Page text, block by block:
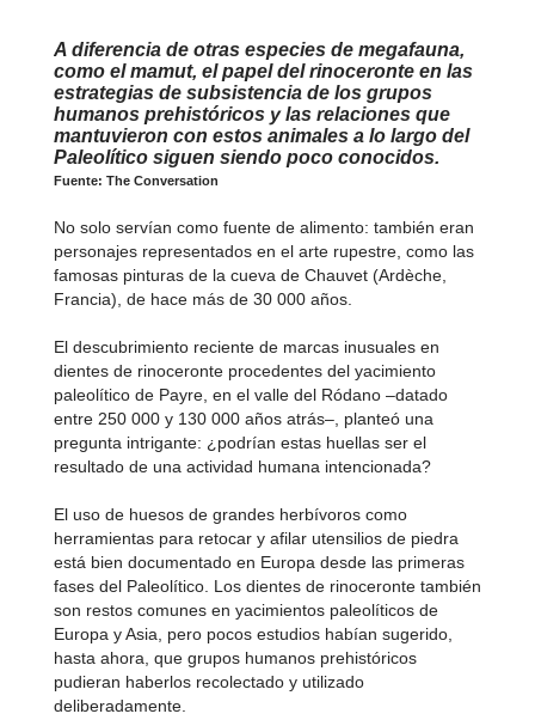
A diferencia de otras especies de megafauna,
como el mamut, el papel del rinoceronte en las
estrategias de subsistencia de los grupos
humanos prehistóricos y las relaciones que
mantuvieron con estos animales a lo largo del
Paleolítico siguen siendo poco conocidos.
Fuente: The Conversation
No solo servían como fuente de alimento: también eran
personajes representados en el arte rupestre, como las
famosas pinturas de la cueva de Chauvet (Ardèche,
Francia), de hace más de 30 000 años.
El descubrimiento reciente de marcas inusuales en
dientes de rinoceronte procedentes del yacimiento
paleolítico de Payre, en el valle del Ródano –datado
entre 250 000 y 130 000 años atrás–, planteó una
pregunta intrigante: ¿podrían estas huellas ser el
resultado de una actividad humana intencionada?
El uso de huesos de grandes herbívoros como
herramientas para retocar y afilar utensilios de piedra
está bien documentado en Europa desde las primeras
fases del Paleolítico. Los dientes de rinoceronte también
son restos comunes en yacimientos paleolíticos de
Europa y Asia, pero pocos estudios habían sugerido,
hasta ahora, que grupos humanos prehistóricos
pudieran haberlos recolectado y utilizado
deliberadamente.